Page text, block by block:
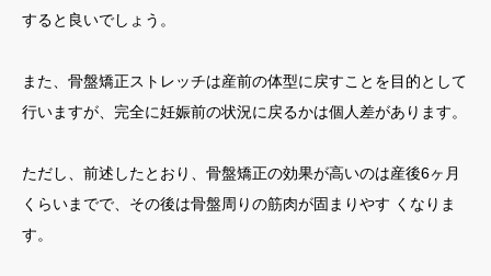
すると良いでしょう。
また、骨盤矯正ストレッチは産前の体型に戻すことを目的として
行いますが、完全に妊娠前の状況に戻るかは個人差があります。
ただし、前述したとおり、骨盤矯正の効果が高いのは産後6ヶ月
くらいまでで、その後は骨盤周りの筋肉が固まりやす くなりま
す。